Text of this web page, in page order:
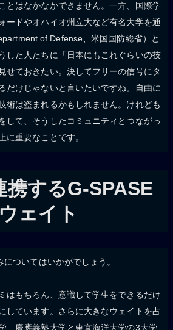
とはなかなかできません。一方、国際学
ードやオハイオ州立大など有名大学を通
of Defense、米国国防総省）と
した人たちに「日本にもこれぐらいの技
せておきたい。決してフリーの信号にタ
だけじゃないと言いたいですね。自由に
術は盗まれるかもしれません。けれども
して、そうしたコミュニティとつながっ
に重要なことです。
携するG-SPASE
ェイト
ついてはいかがでしょう。
もちろん、意識して学生をできるだけ
しています。さらに大きなウェイトを占
、慶應義塾大学と東京海洋大学の3大学